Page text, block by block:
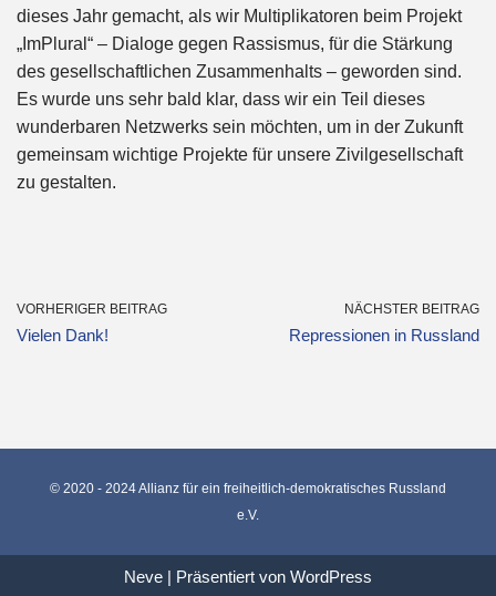
dieses Jahr gemacht, als wir Multiplikatoren beim Projekt
„ImPlural“ – Dialoge gegen Rassismus, für die Stärkung
des gesellschaftlichen Zusammenhalts – geworden sind.
Es wurde uns sehr bald klar, dass wir ein Teil dieses
wunderbaren Netzwerks sein möchten, um in der Zukunft
gemeinsam wichtige Projekte für unsere Zivilgesellschaft
zu gestalten.
VORHERIGER BEITRAG
Vielen Dank!
NÄCHSTER BEITRAG
Repressionen in Russland
© 2020 - 2024 Allianz für ein freiheitlich-demokratisches Russland
e.V.
Neve | Präsentiert von WordPress